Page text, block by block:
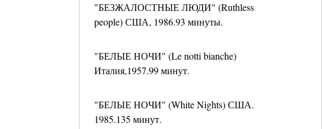
"БЕЗЖАЛОСТНЫЕ ЛЮДИ" (Ruthless
people) США, 1986.93 минуты.
"БЕЛЫЕ НОЧИ" (Le notti bianche)
Италия,1957.99 минут.
"БЕЛЫЕ НОЧИ" (White Nights) США.
1985.135 минут.